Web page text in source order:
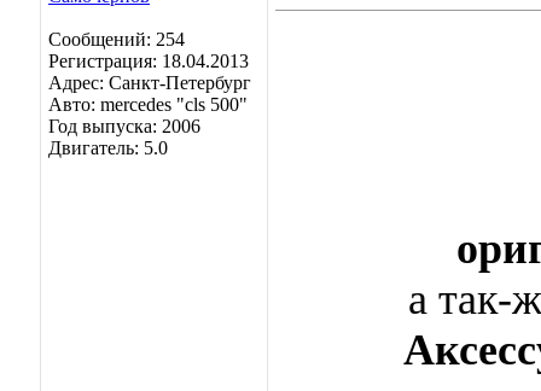
Сообщений: 254
Регистрация: 18.04.2013
Адрес: Санкт-Петербург
Авто: mercedes "cls 500"
Год выпуска: 2006
Двигатель: 5.0
а так-